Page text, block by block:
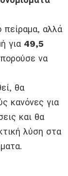
πείραμα, αλλά
για 49,5
να
θα
κανόνες για
και θα
λύση στα